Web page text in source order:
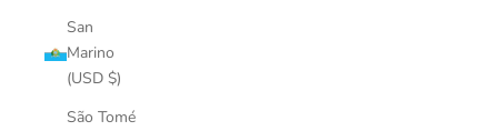
San
Marino
(USD $)
São Tomé